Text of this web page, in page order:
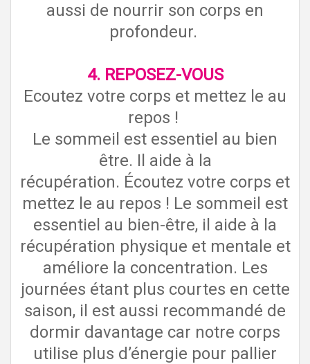
aussi de nourrir son corps en
profondeur.
4. REPOSEZ-VOUS
Ecoutez votre corps et mettez le au
repos !
Le sommeil est essentiel au bien
être. Il aide à la
récupération. Écoutez votre corps et
mettez le au repos ! Le sommeil est
essentiel au bien-être, il aide à la
récupération physique et mentale et
améliore la concentration. Les
journées étant plus courtes en cette
saison, il est aussi recommandé de
dormir davantage car notre corps
utilise plus d’énergie pour pallier